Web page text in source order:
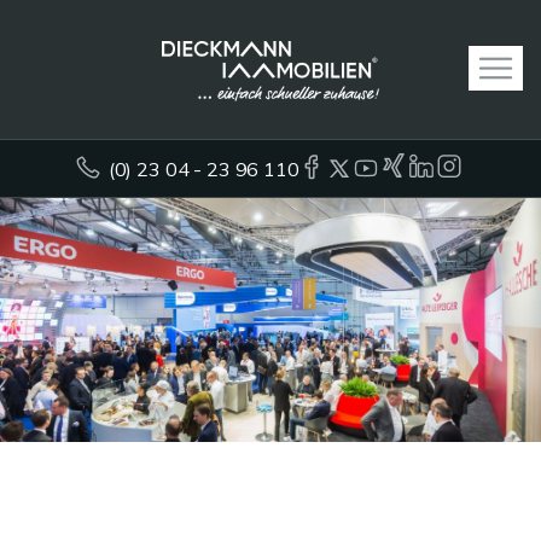
(0) 23 04 - 23 96 110